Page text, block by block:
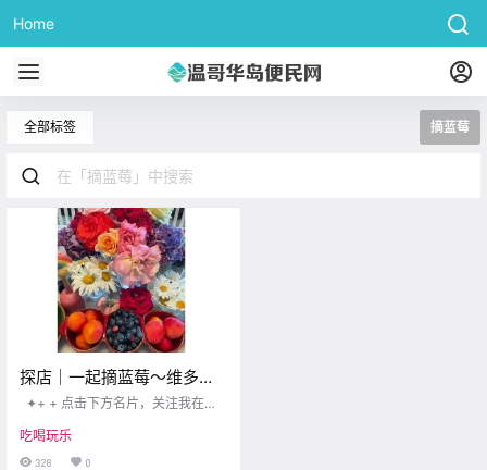
Home
全部标签 摘蓝莓
探店｜一起摘蓝莓～维多利
亚夏日户外活动推荐
顶 2024.08.02 我想一直在你身边
一年一度的蓝莓季又到了！蓝莓不
吃喝玩乐
328 0